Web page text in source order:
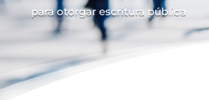
para otorgar escritura pública